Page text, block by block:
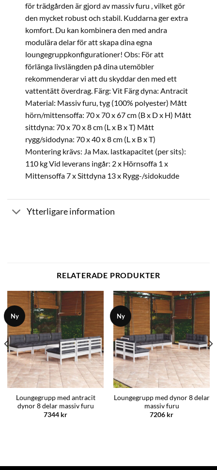
för trädgården är gjord av massiv furu , vilket gör
den mycket robust och stabil. Kuddarna ger extra
komfort. Du kan kombinera den med andra
modulära delar för att skapa dina egna
loungegruppkonfigurationer! Obs: För att
förlänga livslängden på dina utemöbler
rekommenderar vi att du skyddar den med ett
vattentätt överdrag. Färg: Vit Färg dyna: Antracit
Material: Massiv furu, tyg (100% polyester) Mått
hörn/mittensoffa: 70 x 70 x 67 cm (B x D x H) Mått
sittdyna: 70 x 70 x 8 cm (L x B x T) Mått
rygg/sidodyna: 70 x 40 x 8 cm (L x B x T)
Montering krävs: Ja Max. lastkapacitet (per sits):
110 kg Vid leverans ingår: 2 x Hörnsoffa 1 x
Mittensoffa 7 x Sittdyna 13 x Rygg-/sidokudde
Ytterligare information
RELATERADE PRODUKTER
Ny
Loungegrupp med antracit
dynor 8 delar massiv furu
7344 kr
Ny
Loungegrupp med dynor 8 delar
massiv furu
7206 kr